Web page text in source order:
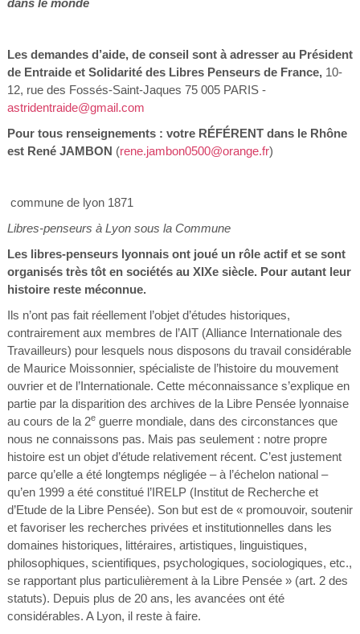
dans le monde
Les demandes d’aide, de conseil sont à adresser au Président
de Entraide et Solidarité des Libres Penseurs de France, 10-
12, rue des Fossés-Saint-Jaques 75 005 PARIS -
astridentraide@gmail.com
Pour tous renseignements : votre RÉFÉRENT dans le Rhône
est René JAMBON (rene.jambon0500@orange.fr)
commune de lyon 1871
Libres-penseurs à Lyon sous la Commune
Les libres-penseurs lyonnais ont joué un rôle actif et se sont
organisés très tôt en sociétés au XIXe siècle. Pour autant leur
histoire reste méconnue.
Ils n’ont pas fait réellement l’objet d’études historiques,
contrairement aux membres de l’AIT (Alliance Internationale des
Travailleurs) pour lesquels nous disposons du travail considérable
de Maurice Moissonnier, spécialiste de l’histoire du mouvement
ouvrier et de l’Internationale. Cette méconnaissance s’explique en
partie par la disparition des archives de la Libre Pensée lyonnaise
au cours de la 2eguerre mondiale, dans des circonstances que
nous ne connaissons pas. Mais pas seulement : notre propre
histoire est un objet d’étude relativement récent. C’est justement
parce qu’elle a été longtemps négligée – à l’échelon national –
qu’en 1999 a été constitué l’IRELP (Institut de Recherche et
d’Etude de la Libre Pensée). Son but est de « promouvoir, soutenir
et favoriser les recherches privées et institutionnelles dans les
domaines historiques, littéraires, artistiques, linguistiques,
philosophiques, scientifiques, psychologiques, sociologiques, etc.,
se rapportant plus particulièrement à la Libre Pensée » (art. 2 des
statuts). Depuis plus de 20 ans, les avancées ont été
considérables. A Lyon, il reste à faire.